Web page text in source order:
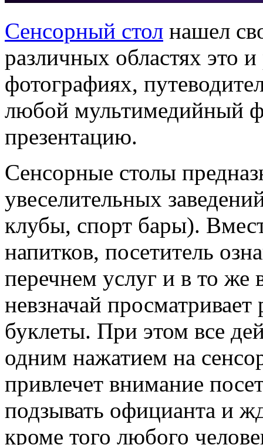
Сенсорный стол нашел
различных областях это
фотографиях,
любой мультимедийный
презентацию.
Сенсорные столы
увеселительных
клубы, спорт бары).
напитков, посетитель
перечнем услуг и в то же
невзначай
буклеты. При этом все
одним нажатием на
привлечет внимание
подзывать официанта и
кроме того любого